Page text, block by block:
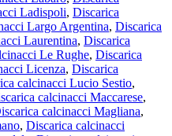
Ladispoli, Discarica
Largo Argentina, Discarica
Laurentina, Discarica
Le Rughe, Discarica
Licenza, Discarica
calcinacci Lucio Sestio,
calcinacci Maccarese,
calcinacci Magliana,
, Discarica calcinacci